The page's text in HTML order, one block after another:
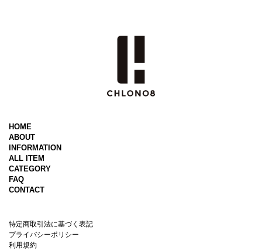
HOME
ABOUT
INFORMATION
ALL ITEM
CATEGORY
FAQ
CONTACT
特定商取引法に基づく表記
プライバシーポリシー
利用規約